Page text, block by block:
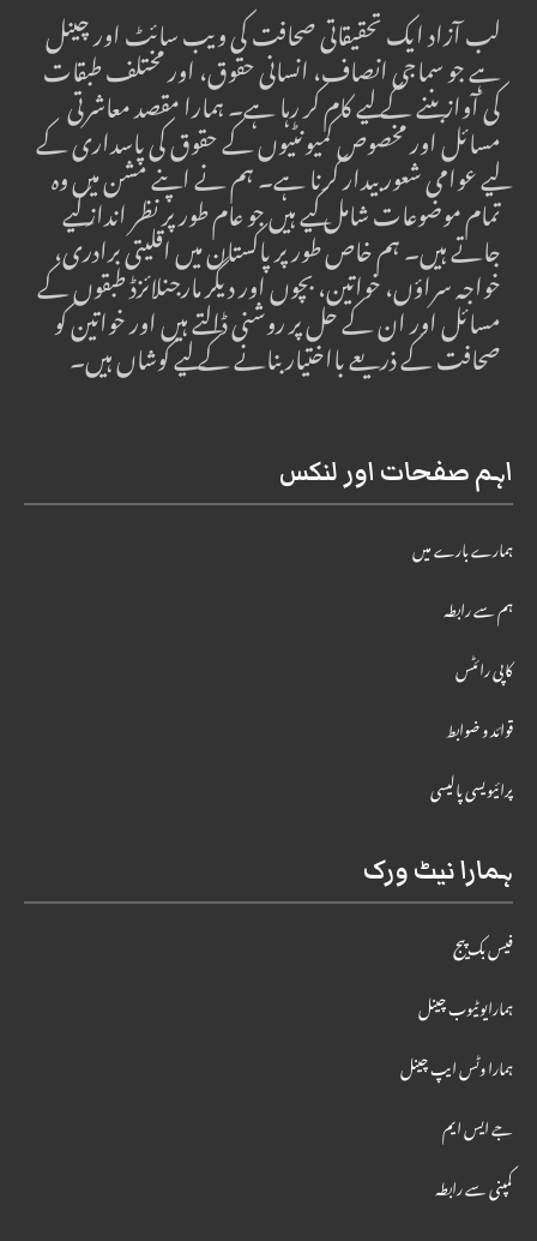
لب آزاد ایک تحقیقاتی صحافت کی ویب سائٹ اور چینل
ہے جو سماجی انصاف، انسانی حقوق، اور مختلف طبقات
کی آواز بننے کے لیے کام کر رہا ہے۔ ہمارا مقصد معاشرتی
مسائل اور مخصوص کمیونٹیوں کے حقوق کی پاسداری کے
لیے عوامی شعور بیدار کرنا ہے۔ ہم نے اپنے مشن میں وہ
تمام موضوعات شامل کیے ہیں جو عام طور پر نظر انداز کیے
جاتے ہیں۔ ہم خاص طور پر پاکستان میں اقلیتی برادری،
خواجہ سراؤں، خواتین، بچوں اور دیگر مارجنلائزڈ طبقوں کے
مسائل اور ان کے حل پر روشنی ڈالتے ہیں اور خواتین کو
صحافت کے ذریعے بااختیار بنانے کے لیے کوشاں ہیں۔
اہم صفحات اور لنکس
ہمارے بارے میں
ہم سے رابطہ
کاپی رائٹس
قوائد و ضوابط
پرائیویسی پالیسی
ہمارا نیٹ ورک
فیس بک پیج
ہمارایوٹیوب چینل
ہمارا وٹس ایپ چینل
جے ایس ایم
کمپنی سے رابطہ